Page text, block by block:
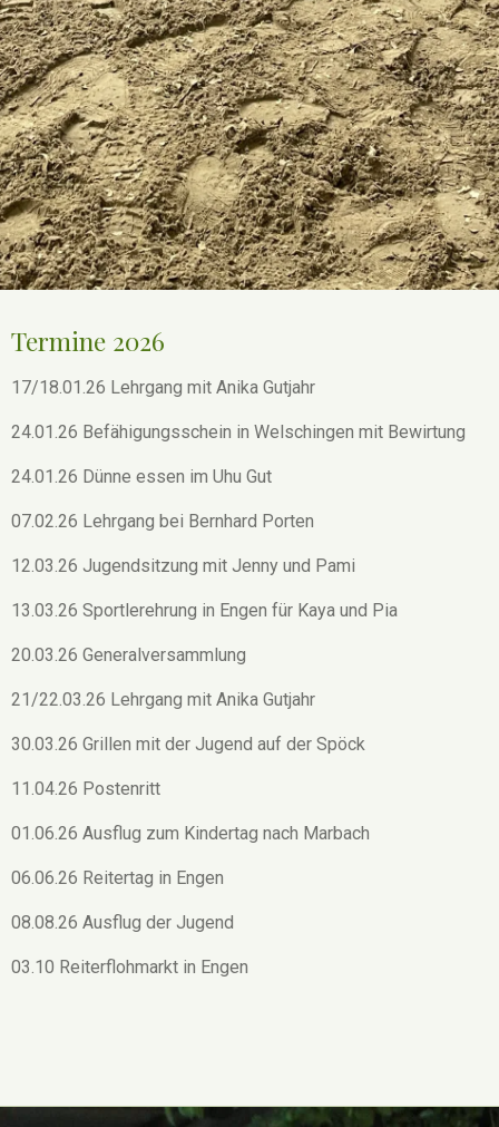
Termine 2026
17/18.01.26 Lehrgang mit Anika Gutjahr
24.01.26 Befähigungsschein in Welschingen mit Bewirtung
24.01.26 Dünne essen im Uhu Gut
07.02.26 Lehrgang bei Bernhard Porten
12.03.26 Jugendsitzung mit Jenny und Pami
13.03.26 Sportlerehrung in Engen für Kaya und Pia
20.03.26 Generalversammlung
21/22.03.26 Lehrgang mit Anika Gutjahr
30.03.26 Grillen mit der Jugend auf der Spöck
11.04.26 Postenritt
01.06.26 Ausflug zum Kindertag nach Marbach
06.06.26 Reitertag in Engen
08.08.26 Ausflug der Jugend
03.10 Reiterflohmarkt in Engen